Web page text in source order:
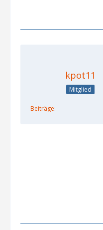
kpot11
Mitglied
Beiträge